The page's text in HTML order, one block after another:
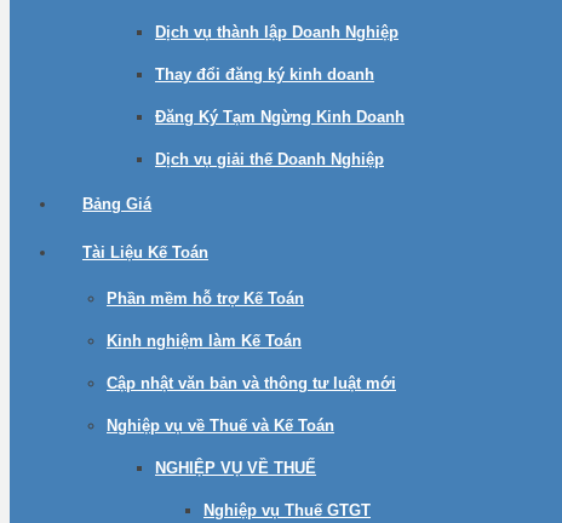
Dịch vụ thành lập Doanh Nghiệp
Thay đổi đăng ký kinh doanh
Đăng Ký Tạm Ngừng Kinh Doanh
Dịch vụ giải thế Doanh Nghiệp
Bảng Giá
Tài Liệu Kế Toán
Phần mềm hỗ trợ Kế Toán
Kinh nghiệm làm Kế Toán
Cập nhật văn bản và thông tư luật mới
Nghiệp vụ về Thuế và Kế Toán
NGHIỆP VỤ VỀ THUẾ
Nghiệp vụ Thuế GTGT